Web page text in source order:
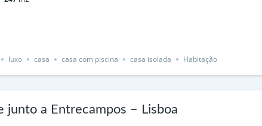
luxo casa casa com piscina casa isolada Habitação
junto a Entrecampos – Lisboa